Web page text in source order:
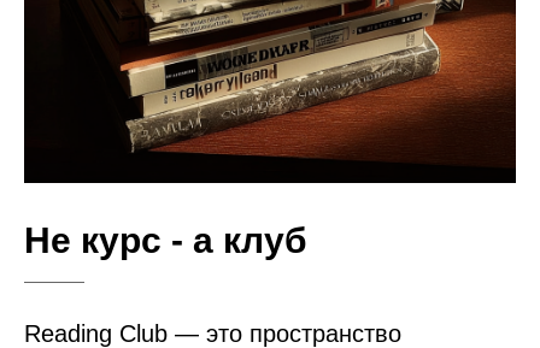
Не курс - а клуб
Reading Club — это пространство